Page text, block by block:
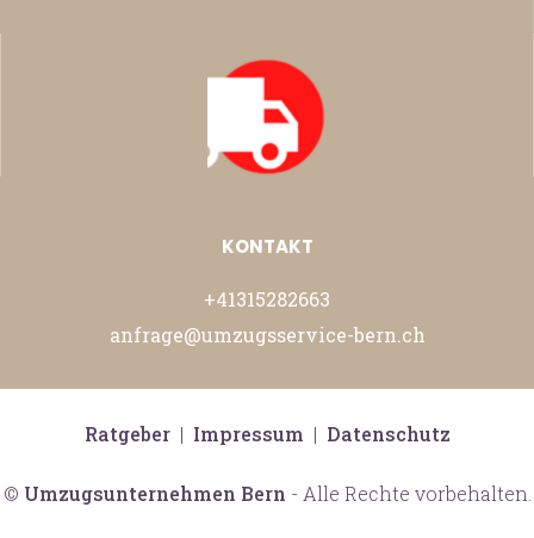
KONTAKT
+41315282663
anfrage@umzugsservice-bern.ch
© Umzugsunternehmen Bern - Alle Rechte vorbehalten.
Ratgeber| Impressum | Datenschutz